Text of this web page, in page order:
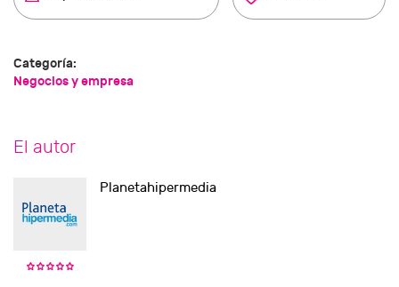
Categoría:
Negocios y empresa
El autor
Planetahipermedia